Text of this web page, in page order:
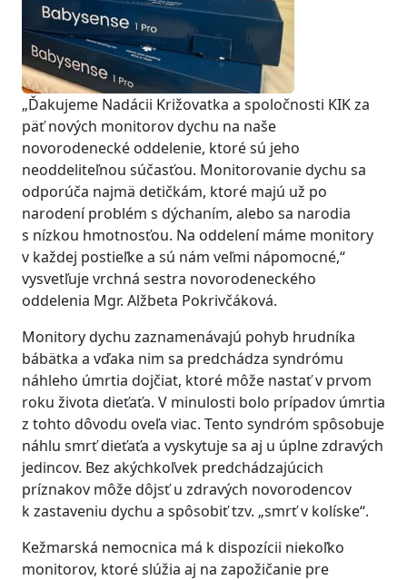
„Ďakujeme Nadácii Križovatka a spoločnosti KIK za
päť nových monitorov dychu na naše
novorodenecké oddelenie, ktoré sú jeho
neoddeliteľnou súčasťou. Monitorovanie dychu sa
odporúča najmä detičkám, ktoré majú už po
narodení problém s dýchaním, alebo sa narodia
s nízkou hmotnosťou. Na oddelení máme monitory
v každej postieľke a sú nám veľmi nápomocné,“
vysvetľuje vrchná sestra novorodeneckého
oddelenia Mgr. Alžbeta Pokrivčáková.
Monitory dychu zaznamenávajú pohyb hrudníka
bábätka a vďaka nim sa predchádza syndrómu
náhleho úmrtia dojčiat, ktoré môže nastať v prvom
roku života dieťaťa. V minulosti bolo prípadov úmrtia
z tohto dôvodu oveľa viac. Tento syndróm spôsobuje
náhlu smrť dieťaťa a vyskytuje sa aj u úplne zdravých
jedincov. Bez akýchkoľvek predchádzajúcich
príznakov môže dôjsť u zdravých novorodencov
k zastaveniu dychu a spôsobiť tzv. „smrť v kolíske“.
Kežmarská nemocnica má k dispozícii niekoľko
monitorov, ktoré slúžia aj na zapožičanie pre